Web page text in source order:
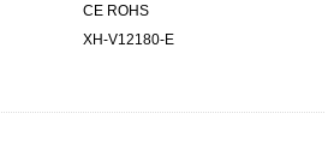
CE ROHS
XH-V12180-E